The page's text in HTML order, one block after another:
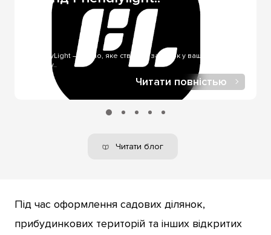
використовується за отримання через служби
доставлення. Оплата онлайн через LiqPay - за онлайн-
купівлі, у нашому інтернет-магазині.
FriendlyLight — світло, яке створює затишок у вашому
будинку..
Читати повністью
Читати блог
Під час оформлення садових ділянок,
прибудинкових територій та інших відкритих